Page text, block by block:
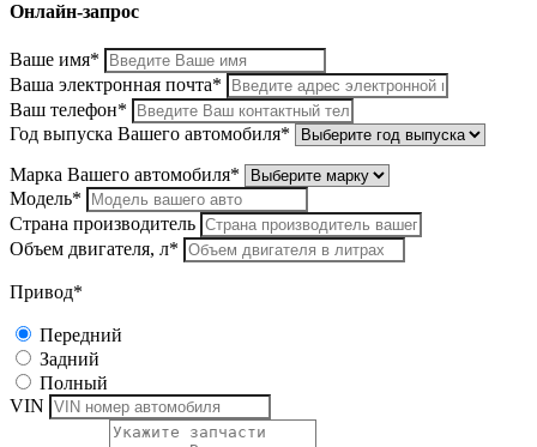
Онлайн-запрос
Ваше имя*
Ваша электронная почта*
Ваш телефон*
Год выпуска Вашего автомобиля*
Марка Вашего автомобиля*
Модель*
Страна производитель
Объем двигателя, л*
Привод*
Передний
Задний
Полный
VIN